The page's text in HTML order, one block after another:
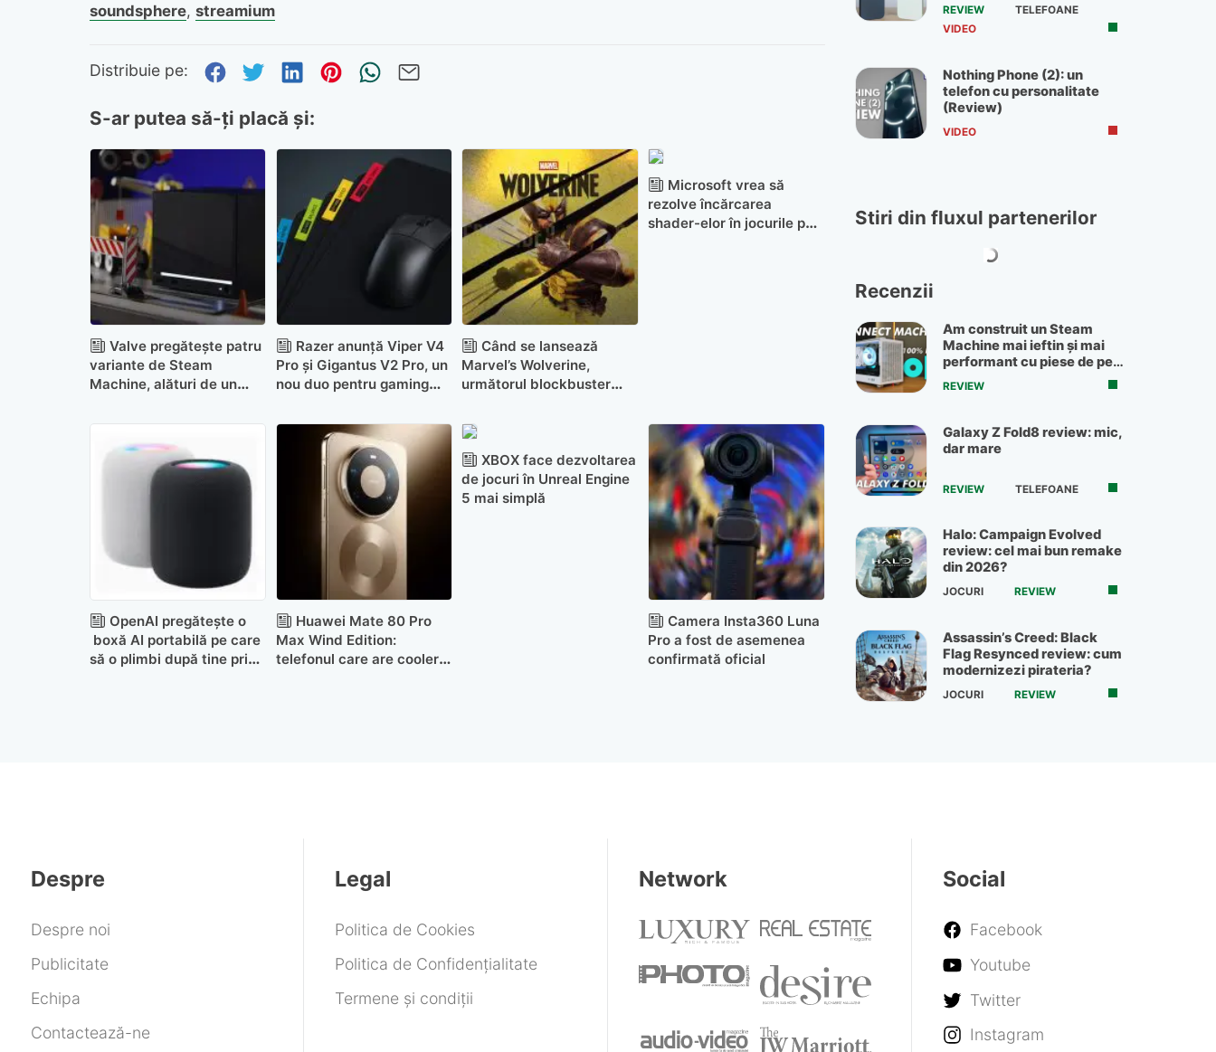
soundsphere, streamium
Distribuie pe: Distribuie pe Facebook
Distribuie pe Twitter
Distribuie pe LinkedIn
Distribuie pe Pinterest
Trimite prin whatsapp
S-ar putea să-ți placă și:
Valve pregătește patru
variante de Steam
Machine, alături de un
bișnițarilor
Razer anunță Viper V4
Pro și Gigantus V2 Pro, un
nou duo pentru gaming
Când se lansează
Marvel’s Wolverine,
următorul blockbuster
Microsoft vrea să
rezolve încărcarea
shader-elor în jocurile pe
OpenAI pregătește o
boxă AI portabilă pe care
să o plimbi după tine prin
Huawei Mate 80 Pro
Max Wind Edition:
telefonul care are cooler
XBOX face dezvoltarea
de jocuri în Unreal Engine
5 mai simplă
Camera Insta360 Luna
Pro a fost de asemenea
confirmată oficial
REVIEW
TELEFOANE
VIDEO
Nothing Phone (2): un
telefon cu personalitate
(Review)
VIDEO
Stiri din fluxul partenerilor
Recenzii
Am construit un Steam
Machine mai ieftin și mai
performant cu piese de pe
OLX
REVIEW
Galaxy Z Fold8 review: mic,
dar mare
REVIEW TELEFOANE
Halo: Campaign Evolved
review: cel mai bun remake
din 2026?
JOCURI REVIEW
Assassin’s Creed: Black
Flag Resynced review: cum
modernizezi pirateria?
JOCURI REVIEW
Despre
Despre noi
Publicitate
Echipa
Contactează-ne
Legal
Politica de Cookies
Politica de Confidențialitate
Termene și condiții
Network Social
Facebook
Youtube
Twitter
Instagram